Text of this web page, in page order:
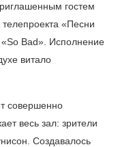
гостем
телепроекта «Песни
Bad». Исполнение
витало
совершенно
весь зал: зрители
Создавалось